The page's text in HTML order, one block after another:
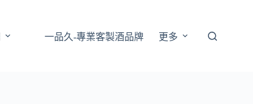
一品久-專業客製酒品牌 更多